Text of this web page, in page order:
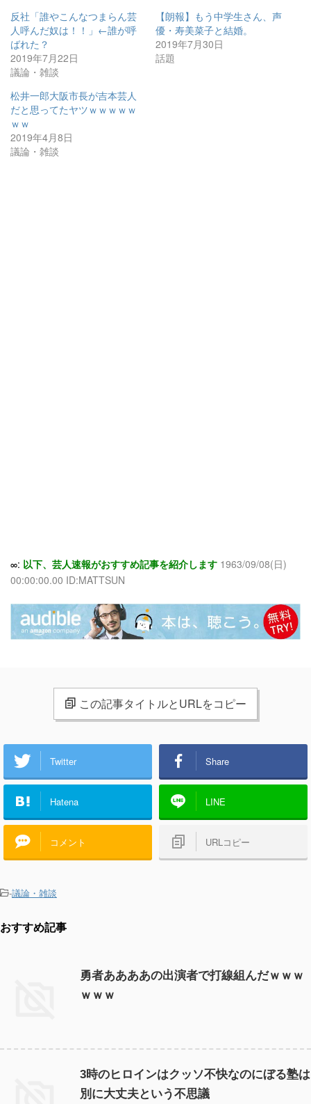
反社「誰やこんなつまらん芸
人呼んだ奴は！！」←誰が呼
ばれた？
2019年7月22日
議論・雑談
【朗報】もう中学生さん、声
優・寿美菜子と結婚。
2019年7月30日
話題
松井一郎大阪市長が吉本芸人
だと思ってたヤツｗｗｗｗｗ
ｗｗ
2019年4月8日
議論・雑談
∞: 以下、芸人速報がおすすめ記事を紹介します 1963/09/08(日)
00:00:00.00 ID:MATTSUN
この記事タイトルとURLをコピー
Twitter Share
Hatena LINE
コメント URLコピー
-議論・雑談
おすすめ記事
勇者ああああの出演者で打線組んだｗｗｗ
ｗｗｗ
3時のヒロインはクッソ不快なのにぼる塾は
別に大丈夫という不思議